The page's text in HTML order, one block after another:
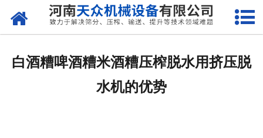
网站首页
白酒糟啤酒糟米酒糟压榨脱水用挤压脱
水机的优势